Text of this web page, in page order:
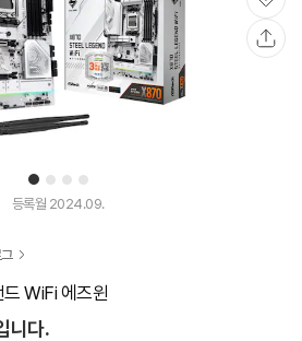
1 2 3 4
관
심
등록월 2024.09.
WiFi 에즈윈
니다.